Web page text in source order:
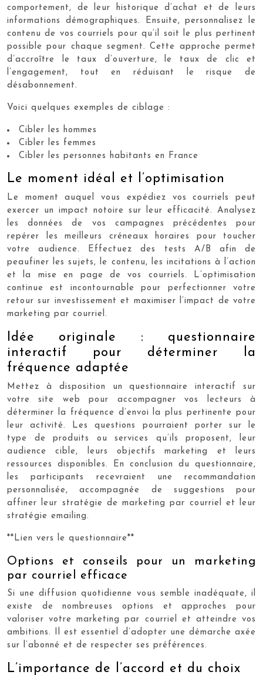
comportement, de leur historique d’achat et de leurs
informations démographiques. Ensuite, personnalisez le
contenu de vos courriels pour qu’il soit le plus pertinent
possible pour chaque segment. Cette approche permet
d’accroître le taux d’ouverture, le taux de clic et
l’engagement, tout en réduisant le risque de
désabonnement.
Voici quelques exemples de ciblage :
Cibler les hommes
Cibler les femmes
Cibler les personnes habitants en France
Le moment idéal et l’optimisation
Le moment auquel vous expédiez vos courriels peut
exercer un impact notoire sur leur efficacité. Analysez
les données de vos campagnes précédentes pour
repérer les meilleurs créneaux horaires pour toucher
votre audience. Effectuez des tests A/B afin de
peaufiner les sujets, le contenu, les incitations à l’action
et la mise en page de vos courriels. L’optimisation
continue est incontournable pour perfectionner votre
retour sur investissement et maximiser l’impact de votre
marketing par courriel.
Idée originale : questionnaire
interactif pour déterminer la
fréquence adaptée
Mettez à disposition un questionnaire interactif sur
votre site web pour accompagner vos lecteurs à
déterminer la fréquence d’envoi la plus pertinente pour
leur activité. Les questions pourraient porter sur le
type de produits ou services qu’ils proposent, leur
audience cible, leurs objectifs marketing et leurs
ressources disponibles. En conclusion du questionnaire,
les participants recevraient une recommandation
personnalisée, accompagnée de suggestions pour
affiner leur stratégie de marketing par courriel et leur
stratégie emailing.
**Lien vers le questionnaire**
Options et conseils pour un marketing
par courriel efficace
Si une diffusion quotidienne vous semble inadéquate, il
existe de nombreuses options et approches pour
valoriser votre marketing par courriel et atteindre vos
ambitions. Il est essentiel d’adopter une démarche axée
sur l’abonné et de respecter ses préférences.
L’importance de l’accord et du choix